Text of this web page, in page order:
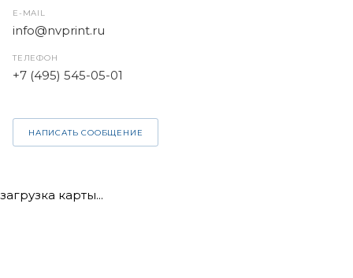
E-MAIL
info@nvprint.ru
ТЕЛЕФОН
+7 (495) 545-05-01
НАПИСАТЬ СООБЩЕНИЕ
загрузка карты...